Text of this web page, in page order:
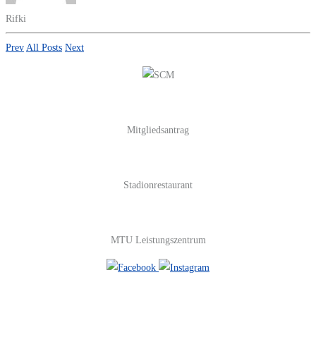
Rifki
Prev All Posts Next
Mitgliedsantrag
Stadionrestaurant
MTU Leistungszentrum